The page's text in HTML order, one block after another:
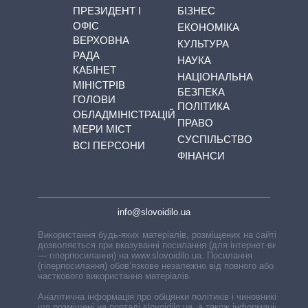
ПРЕЗИДЕНТ І
ОФІС
ВЕРХОВНА
РАДА
КАБІНЕТ
МІНІСТРІВ
ГОЛОВИ
ОБЛАДМІНІСТРАЦІЙ
МЕРИ МІСТ
ВСІ ПЕРСОНИ
БІЗНЕС
ЕКОНОМІКА
КУЛЬТУРА
НАУКА
НАЦІОНАЛЬНА
БЕЗПЕКА
ПОЛІТИКА
ПРАВО
СУСПІЛЬСТВО
ФІНАНСИ
info@slovoidilo.ua
Використання будь-яких матеріалів, розміщених на сайті,
дозволяється при вказуванні посилання (для інтернет-видань
— гіперпосилання) на www.slovoidilo.ua. Посилання
(гіперпосилання) обов’язкове незалежно від повного або
часткового використання матеріалів.
Аналітична інформація про обіцянки політиків і чиновників,